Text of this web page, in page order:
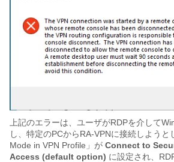
上記のエラーは、ユーザがRDPを介して
し、特定のPCからRA-VPNに接続しようと
Mode in VPN Profile」が Connect to
Access (default option) に設定され、